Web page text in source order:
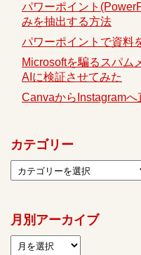
パワーポイント
みを抽出する方法
パワーポイントで資料
Microsoftを騙るスパム
AIに検証させてみた
CanvaからInstagram
カテゴリー
月別アーカイブ